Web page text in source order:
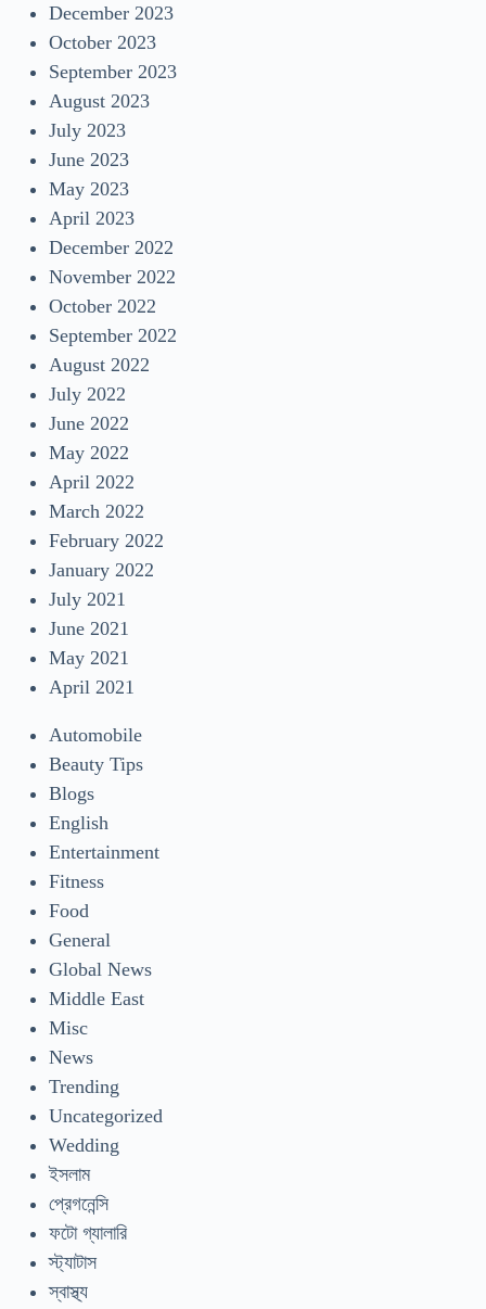
December 2023
October 2023
September 2023
August 2023
July 2023
June 2023
May 2023
April 2023
December 2022
November 2022
October 2022
September 2022
August 2022
July 2022
June 2022
May 2022
April 2022
March 2022
February 2022
January 2022
July 2021
June 2021
May 2021
April 2021
Automobile
Beauty Tips
Blogs
English
Entertainment
Fitness
Food
General
Global News
Middle East
Misc
News
Trending
Uncategorized
Wedding
ইসলাম
প্রেগনেন্সি
ফটো গ্যালারি
স্ট্যাটাস
স্বাস্থ্য